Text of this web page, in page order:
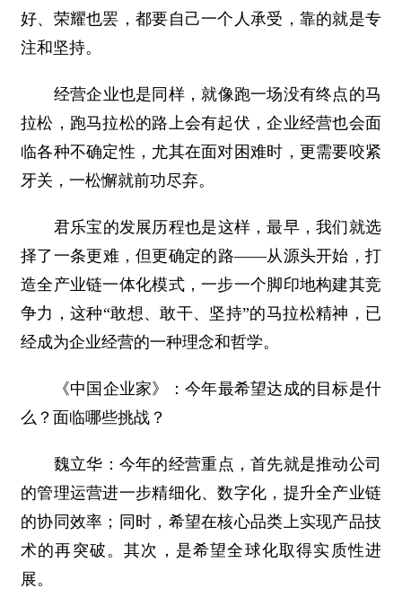
好、荣耀也罢，都要自己一个人承受，靠的就是专
注和坚持。
经营企业也是同样，就像跑一场没有终点的马
拉松，跑马拉松的路上会有起伏，企业经营也会面
临各种不确定性，尤其在面对困难时，更需要咬紧
牙关，一松懈就前功尽弃。
君乐宝的发展历程也是这样，最早，我们就选
择了一条更难，但更确定的路——从源头开始，打
造全产业链一体化模式，一步一个脚印地构建其竞
争力，这种“敢想、敢干、坚持”的马拉松精神，已
经成为企业经营的一种理念和哲学。
《中国企业家》：今年最希望达成的目标是什
么？面临哪些挑战？
魏立华：今年的经营重点，首先就是推动公司
的管理运营进一步精细化、数字化，提升全产业链
的协同效率；同时，希望在核心品类上实现产品技
术的再突破。其次，是希望全球化取得实质性进
展。